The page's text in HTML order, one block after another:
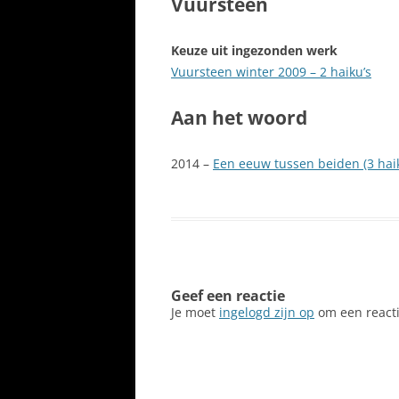
Keuze uit ingezonden werk
Vuursteen winter 2009 – 2 haiku’s
Aan het woord
2014 – Een eeuw tussen beiden (3
Geef een reactie
Je moet ingelogd zijn op om een